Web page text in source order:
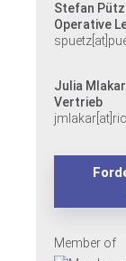
Stefan Pütz
Operative
Julia Mlakar
Vertrieb
Member of